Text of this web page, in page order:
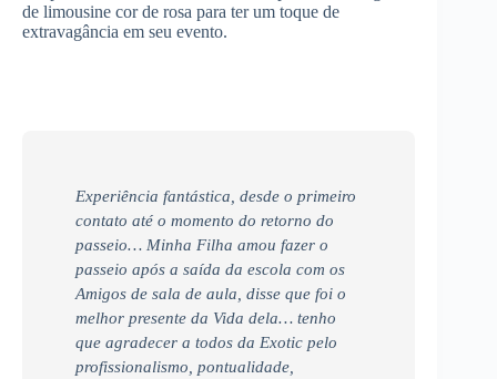
de limousine cor de rosa para ter um toque de
extravagância em seu evento.
Experiência fantástica, desde o primeiro
contato até o momento do retorno do
passeio… Minha Filha amou fazer o
passeio após a saída da escola com os
Amigos de sala de aula, disse que foi o
melhor presente da Vida dela… tenho
que agradecer a todos da Exotic pelo
profissionalismo, pontualidade,